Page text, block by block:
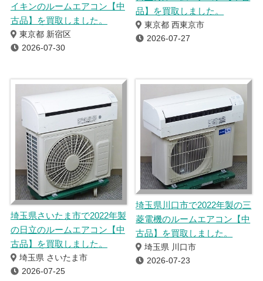
イキンのルームエアコン【中
古品】を買取しました。
東京都 新宿区
2026-07-30
品】を買取しました。
東京都 西東京市
2026-07-27
埼玉県さいたま市で2022年製
の日立のルームエアコン【中
古品】を買取しました。
埼玉県 さいたま市
2026-07-25
埼玉県川口市で2022年製の三
菱電機のルームエアコン【中
古品】を買取しました。
埼玉県 川口市
2026-07-23